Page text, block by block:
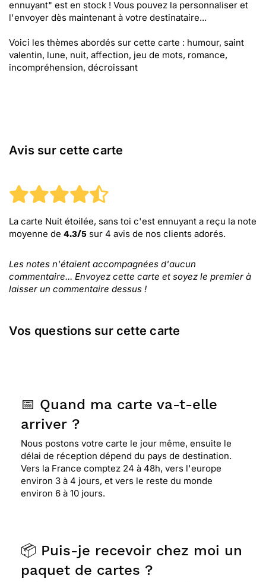
ennuyant" est en stock ! Vous pouvez la personnaliser et
l'envoyer dès maintenant à votre destinataire...
Voici les thèmes abordés sur cette carte : humour, saint
valentin, lune, nuit, affection, jeu de mots, romance,
incompréhension, décroissant
Avis sur cette carte
La carte Nuit étoilée, sans toi c'est ennuyant a reçu la note
moyenne de 4.3/5 sur 4 avis de nos clients adorés.
Les notes n'étaient accompagnées d'aucun
commentaire... Envoyez cette carte et soyez le premier à
laisser un commentaire dessus !
Vos questions sur cette carte
📅 Quand ma carte va-t-elle
arriver ?
Nous postons votre carte le jour même, ensuite le
délai de réception dépend du pays de destination.
Vers la France comptez 24 à 48h, vers l'europe
environ 3 à 4 jours, et vers le reste du monde
environ 6 à 10 jours.
📦 Puis-je recevoir chez moi un
paquet de cartes ?